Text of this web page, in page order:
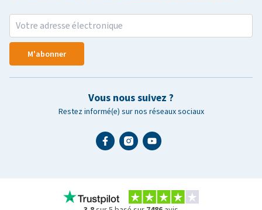
M'abonner
Vous nous suivez ?
Restez informé(e) sur nos réseaux sociaux